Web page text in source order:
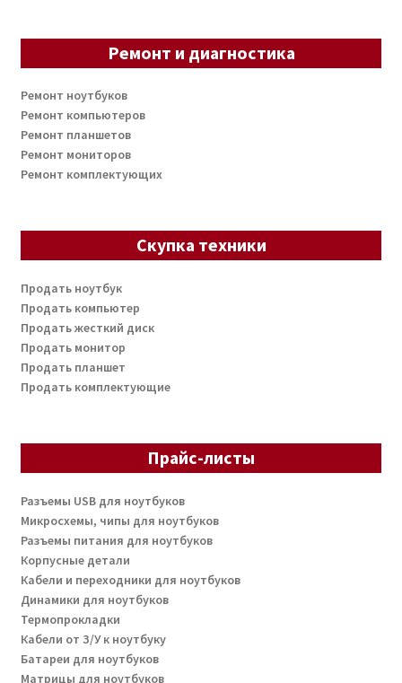
Ремонт и диагностика
Ремонт ноутбуков
Ремонт компьютеров
Ремонт планшетов
Ремонт мониторов
Ремонт комплектующих
Скупка техники
Продать ноутбук
Продать компьютер
Продать жесткий диск
Продать монитор
Продать планшет
Продать комплектующие
Прайс-листы
Разъемы USB для ноутбуков
Микросхемы, чипы для ноутбуков
Разъемы питания для ноутбуков
Корпусные детали
Кабели и переходники для ноутбуков
Динамики для ноутбуков
Термопрокладки
Кабели от З/У к ноутбуку
Батареи для ноутбуков
Матрицы для ноутбуков